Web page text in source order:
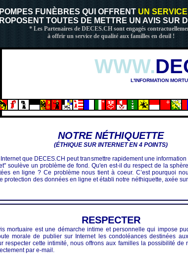
FUNÈBRES QUI OFFRENT UN
TOUTES DE METTRE UN AVIS SUR
* Les Partenaires de DECES.CH sont engagés
à offrir un service de qualité aux familles en deuil !
WWW.
L'INFORMATION
NOTRE NÉTHIQUETTE
(ÉTHIQUE SUR INTERNET EN 4 POINTS)
que DECES.CH peut transmettre rapidement une
soulève un problème de fond. Qu'en est-il du respect de la
en ligne ? Ce problème nous tient à coeur. C’est pourquoi
protection des données en ligne et établi notre néthiquette, axée
RESPECTER
mortuaire est une démarche intime et personnelle qui impose
morale de publier sur Internet les condoléances destinées
respecter cette intimité, nous offrons aux familles la possibilité de
par e-mail.